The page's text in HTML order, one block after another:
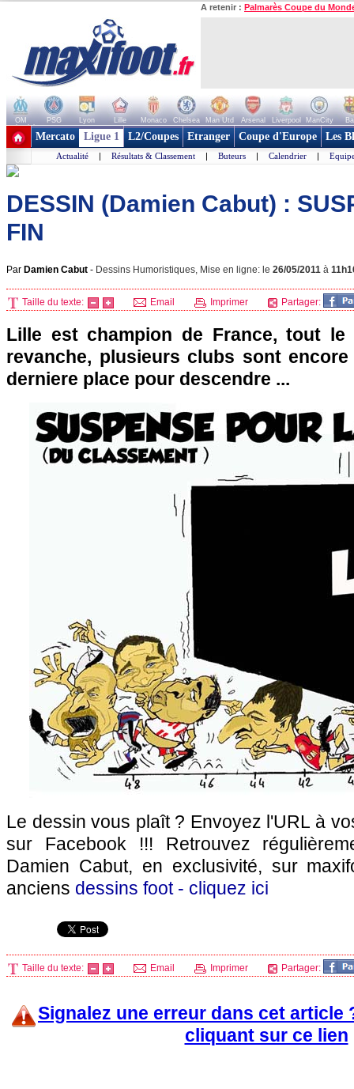
A retenir : Palmarès Coupe du
OM PSG Lyon Lille Monaco Chelsea Man Utd Arsenal Liverpool ManCity
+ de clubs
Mercato Ligue 1 L2/Coupes Etranger Coupe d'Europe Les
Actualité | Résultats & Classement | Buteurs | Calendrier |
DESSIN (Damien Cabut) :
FIN
Par Damien Cabut - Dessins Humoristiques, Mise en ligne: le 26/05/2011 à
Taille du texte: Email Imprimer Partager:
Lille est champion de France, tout
revanche, plusieurs clubs sont
derniere place pour descendre ...
Le dessin vous plaît ? Envoyez l'URL à
sur Facebook !!! Retrouvez
Damien Cabut, en exclusivité, sur
anciens dessins foot - cliquez ici
Taille du texte: Email Imprimer Partager:
Signalez une erreur dans cet article
cliquant sur ce lien